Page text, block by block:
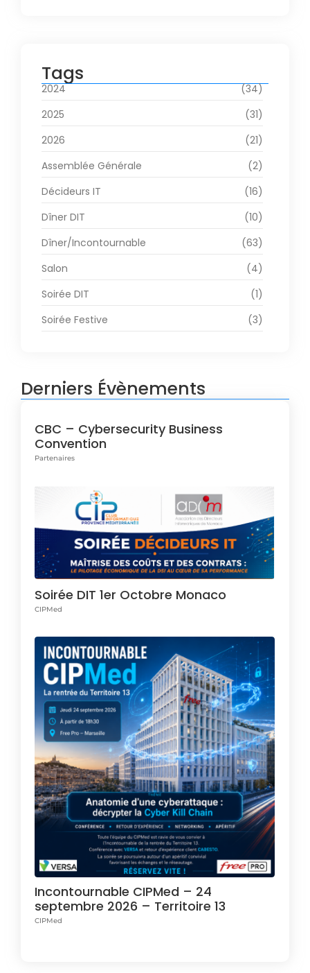
Tags
2024
(34)
2025
(31)
2026
(21)
Assemblée Générale
(2)
Décideurs IT
(16)
Dîner DIT
(10)
Dîner/Incontournable
(63)
Salon
(4)
Soirée DIT
(1)
Soirée Festive
(3)
Derniers Évènements
CBC – Cybersecurity Business
Convention
Partenaires
Soirée DIT 1er Octobre Monaco
CIPMed
Incontournable CIPMed – 24
septembre 2026 – Territoire 13
CIPMed